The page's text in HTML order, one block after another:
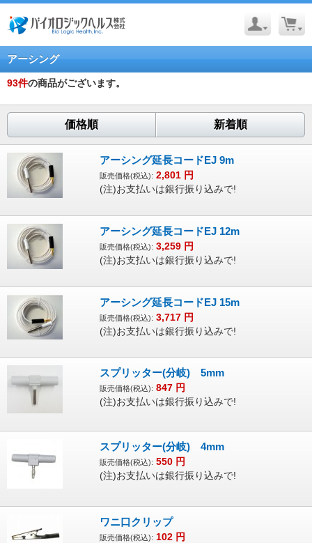
アーシング
93件の商品がございます。
価格順 新着順
アーシング延長コードEJ 9m
販売価格(税込): 2,801 円
(注)お支払いは銀行振り込みで!
アーシング延長コードEJ 12m
販売価格(税込): 3,259 円
(注)お支払いは銀行振り込みで!
アーシング延長コードEJ 15m
販売価格(税込): 3,717 円
(注)お支払いは銀行振り込みで!
スプリッター(分岐) 5mm
販売価格(税込): 847 円
(注)お支払いは銀行振り込みで!
スプリッター(分岐) 4mm
販売価格(税込): 550 円
(注)お支払いは銀行振り込みで!
ワニ口クリップ
販売価格(税込): 102 円